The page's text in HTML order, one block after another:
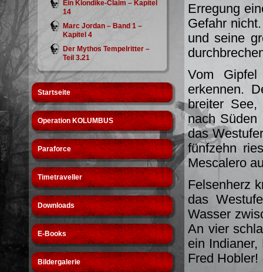
Ein Klondike-Claim – Kapitel
14
Marc Jordan – Band 1 –
Kapitel 4
Der Mythos Tempelritter –
Teil 3.21
Startseite
Operation KOLUMBUS
Paraforce
Timetraveller
Downloads
E-Books
Bildergalerie
Erregung
Gefahr
und seine
Vom
erkennen.
breiter
nach Süden
das
fünfzehn
Mescalero
Felsenherz
das
Wasser
An vier
ein
Fred Hobler!